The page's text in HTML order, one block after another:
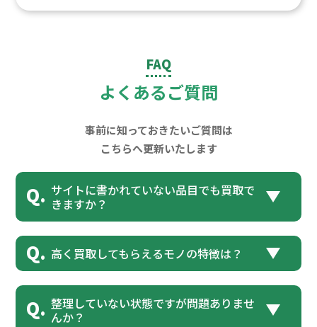
FAQ
よくあるご質問
事前に知っておきたいご質問は
こちらへ更新いたします
サイトに書かれていない品目でも買取で
きますか？
高く買取してもらえるモノの特徴は？
整理していない状態ですが問題ありませ
んか？